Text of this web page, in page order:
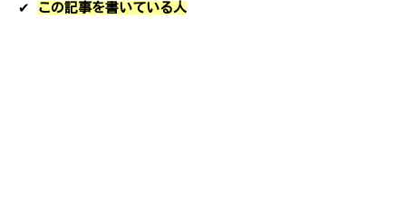
✔︎ この記事を書いている人